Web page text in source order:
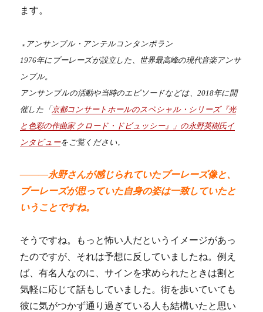
ます。
＊ アンサンブル・アンテルコンタンポラン
1976年にブーレーズが設立した、世界最高峰の現代音楽アンサ
ンブル。
アンサンブルの活動や当時のエピソードなどは、2018年に開
催した「 京都コンサートホールのスペシャル・シリーズ『光
と色彩の作曲家 クロード・ドビュッシー』」の永野英樹氏イ
ンタビューをご覧ください。
―――永野さんが感じられていたブーレーズ像と、
ブーレーズが思っていた自身の姿は一致していたと
いうことですね。
そうですね。もっと怖い人だというイメージがあっ
たのですが、それは予想に反していましたね。例え
ば、有名人なのに、サインを求められたときは割と
気軽に応じて話もしていました。街を歩いていても
彼に気がつかず通り過ぎている人も結構いたと思い